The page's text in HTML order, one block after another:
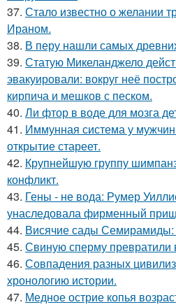
37. Стало известно о желании
Ираном.
38. В перу нашли самых
39. Статую Микеланджело
эвакуировали: вокруг неё
кирпича и мешков с песком.
40. Ли фтор в воде для мозга
41. Иммунная система у
открытие стареет.
42. Крупнейшую группу
конфликт.
43. Гены - не вода: Румер
унаследовала фирменный
44. Висячие сады Семирамиды:
45. Свиную сперму превратили
46. Совпадения разных
хронологию истории.
47. Медное острие копья